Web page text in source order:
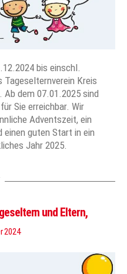
bis einschl.
Tageselternverein Kreis
dem 07.01.2025 sind
Sie erreichbar. Wir
Adventszeit, ein
guten Start in ein
Jahr 2025.
und Eltern,
2024